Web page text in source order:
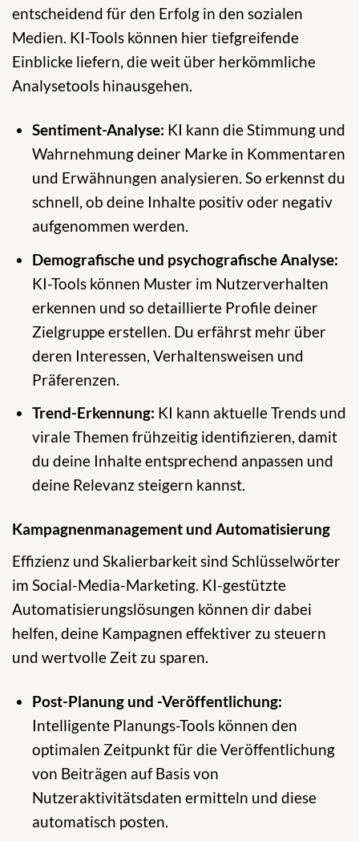
entscheidend für den Erfolg in den sozialen
Medien. KI-Tools können hier tiefgreifende
Einblicke liefern, die weit über herkömmliche
Analysetools hinausgehen.
Sentiment-Analyse: KI kann die Stimmung und
Wahrnehmung deiner Marke in Kommentaren
und Erwähnungen analysieren. So erkennst du
schnell, ob deine Inhalte positiv oder negativ
aufgenommen werden.
Demografische und psychografische Analyse:
KI-Tools können Muster im Nutzerverhalten
erkennen und so detaillierte Profile deiner
Zielgruppe erstellen. Du erfährst mehr über
deren Interessen, Verhaltensweisen und
Präferenzen.
Trend-Erkennung: KI kann aktuelle Trends und
virale Themen frühzeitig identifizieren, damit
du deine Inhalte entsprechend anpassen und
deine Relevanz steigern kannst.
Kampagnenmanagement und Automatisierung
Effizienz und Skalierbarkeit sind Schlüsselwörter
im Social-Media-Marketing. KI-gestützte
Automatisierungslösungen können dir dabei
helfen, deine Kampagnen effektiver zu steuern
und wertvolle Zeit zu sparen.
Post-Planung und -Veröffentlichung:
Intelligente Planungs-Tools können den
optimalen Zeitpunkt für die Veröffentlichung
von Beiträgen auf Basis von
Nutzeraktivitätsdaten ermitteln und diese
automatisch posten.